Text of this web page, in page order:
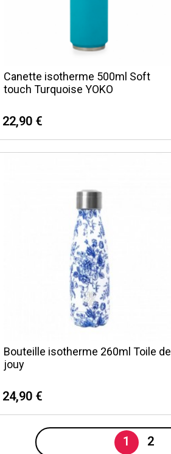
Canette isotherme 500ml Soft
touch Turquoise YOKO
22,90 €
Bouteille isotherme 260ml Toile de
jouy
24,90 €
1 2